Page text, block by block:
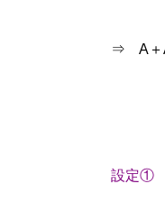
⇒ A＋
ﾎ
設定①